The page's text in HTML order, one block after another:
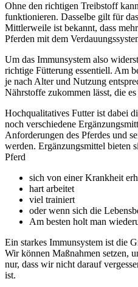
Ohne den richtigen Treibstoff
funktionieren. Dasselbe gilt für
Mittlerweile ist bekannt, dass
Pferden mit dem
Um das Immunsystem also
richtige Fütterung essentiell. Am
je nach Alter und Nutzung
Nährstoffe zukommen lässt, die
Hochqualitatives Futter ist dabei
noch verschiedene
Anforderungen des Pferdes und
werden. Ergänzungsmittel bieten
Pferd
sich von einer Krankheit
hart arbeitet
viel trainiert
oder wenn sich die
Am besten holt man
Ein starkes Immunsystem ist die
Wir können Maßnahmen setzen,
nur, dass wir nicht darauf
ist.